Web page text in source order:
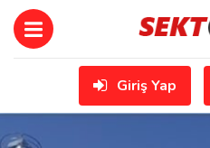
Giriş Yap